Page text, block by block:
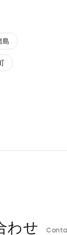
島
わせ